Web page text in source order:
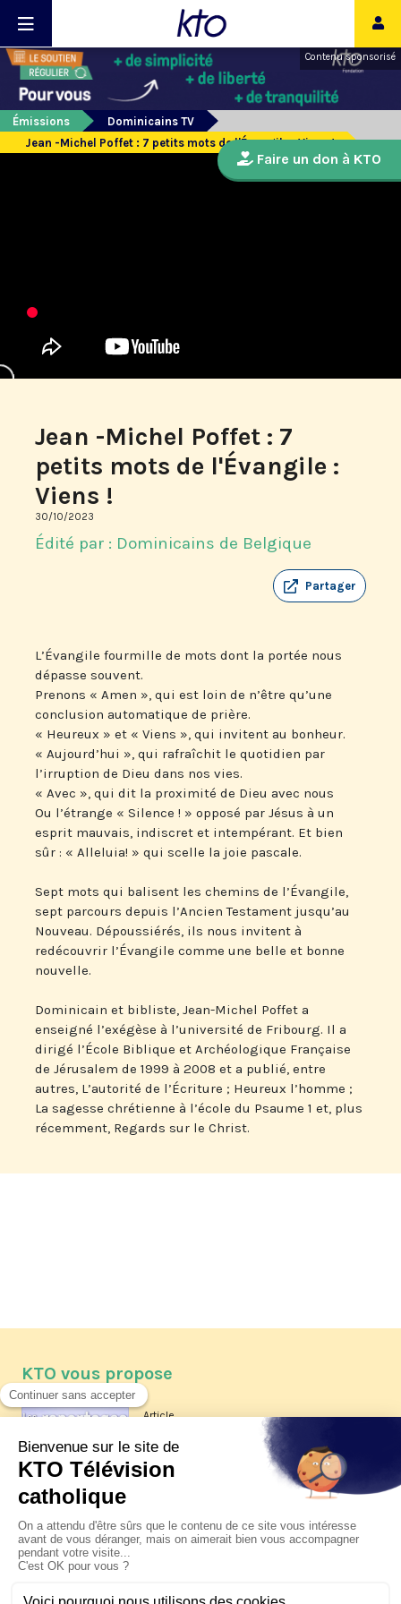
Contenu sponsorisé
Émissions
Dominicains TV
Jean -Michel Poffet : 7 petits mots de l'Évangile : Viens !
Jean -Michel Poffet : 7
petits mots de l'Évangile :
Viens !
30/10/2023
Édité par : Dominicains de Belgique
Partager
L’Évangile fourmille de mots dont la portée nous
dépasse souvent.
Prenons « Amen », qui est loin de n’être qu’une
conclusion automatique de prière.
« Heureux » et « Viens », qui invitent au bonheur.
« Aujourd’hui », qui rafraîchit le quotidien par
l’irruption de Dieu dans nos vies.
« Avec », qui dit la proximité de Dieu avec nous
Ou l’étrange « Silence ! » opposé par Jésus à un
esprit mauvais, indiscret et intempérant. Et bien
sûr : « Alleluia! » qui scelle la joie pascale.
Sept mots qui balisent les chemins de l’Évangile,
sept parcours depuis l’Ancien Testament jusqu’au
Nouveau. Dépoussiérés, ils nous invitent à
redécouvrir l’Évangile comme une belle et bonne
nouvelle.
Dominicain et bibliste, Jean-Michel Poffet a
enseigné l’exégèse à l’université de Fribourg. Il a
dirigé l’École Biblique et Archéologique Française
de Jérusalem de 1999 à 2008 et a publié, entre
autres, L’autorité de l’Écriture ; Heureux l’homme ;
La sagesse chrétienne à l’école du Psaume 1 et, plus
récemment, Regards sur le Christ.
Faire un don à KTO
KTO vous propose
Article
Les reportages d'été 2026 de KTO
La visite pastorale du pape Léon
XIV à Assise à suivre sur KTO le
jeudi 6 août